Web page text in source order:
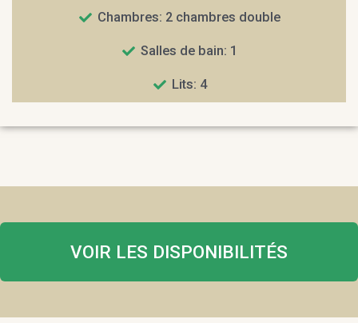
Chambres: 2 chambres double
Salles de bain: 1
Lits: 4
VOIR LES DISPONIBILITÉS